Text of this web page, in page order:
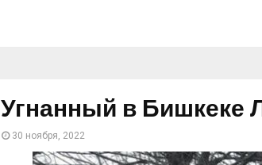
Угнанный в Бишкеке
30 ноября, 2022